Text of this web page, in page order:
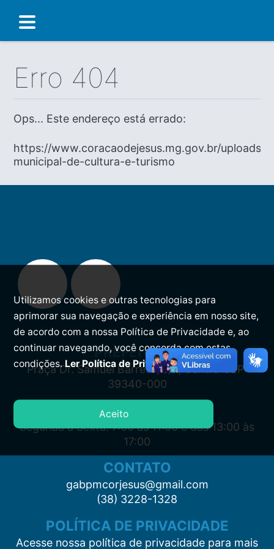
Erro 404
Ops... Este endereço está errado:
https://www.coracaodejesus.mg.gov.br/uploads/
municipal-de-cultura-e-turismo
PREFEITURA
Praça Dr. Samuel Barreto, s/n, Centro CEP:
39340-000
ATENDIMENTO
Segunda à Sexta: 7:00 às 11:00 e das 13:00 às
17:00
CONTATO
gabpmcorjesus@gmail.com
(38) 3228-1328
POLÍTICA DE PRIVACIDADE
Acesse nossa política de privacidade para mais
Utilizamos cookies e outras tecnologias para
aprimorar sua navegação e experiência em nosso site,
de acordo com a nossa Política de Privacidade e, ao
continuar navegando, você concorda com estas
condições.Ler Política de Privacidade.
Aceito